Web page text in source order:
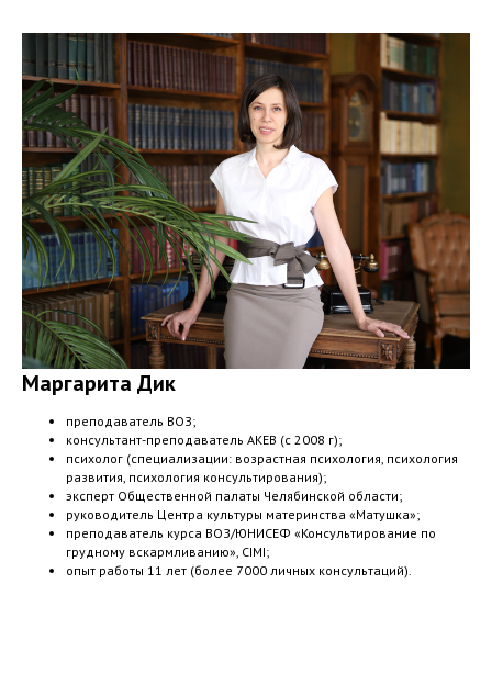
Маргарита Дик
преподаватель ВОЗ;
консультант-преподаватель АКЕВ (с 2008 г);
психолог (специализации: возрастная психология, психология
развития, психология консультирования);
эксперт Общественной палаты Челябинской области;
руководитель Центра культуры материнства «Матушка»;
преподаватель курса ВОЗ/ЮНИСЕФ «Консультирование по
грудному вскармливанию», CIMI;
опыт работы 11 лет (более 7000 личных консультаций).